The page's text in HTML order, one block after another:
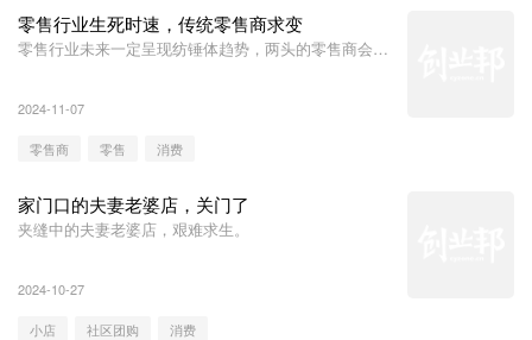
零售行业生死时速，传统零售商求变
零售行业未来一定呈现纺锤体趋势，两头的零售商会得
2024-11-07
零售商 零售 消费
家门口的夫妻老婆店，关门了
夹缝中的夫妻老婆店，艰难求生。
2024-10-27
小店 社区团购 消费